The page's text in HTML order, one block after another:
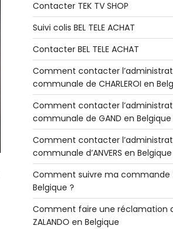
Contacter TEK TV SHOP
Suivi colis BEL TELE ACHAT
Contacter BEL TELE ACHAT
Comment contacter
communale de CHARLEROI en
Comment contacter
communale de GAND en Belgique
Comment contacter
communale d’ANVERS en Belgique
Comment suivre ma commande
Belgique ?
Comment faire une réclamation
ZALANDO en Belgique